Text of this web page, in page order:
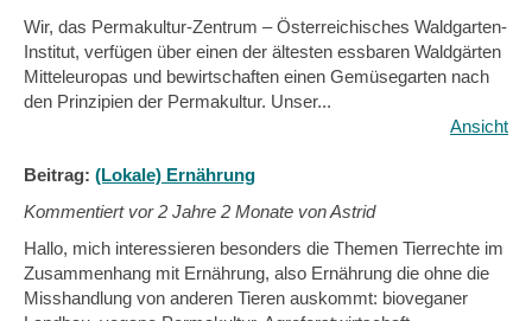
Wir, das Permakultur-Zentrum – Österreichisches Waldgarten-
Institut, verfügen über einen der ältesten essbaren Waldgärten
Mitteleuropas und bewirtschaften einen Gemüsegarten nach
den Prinzipien der Permakultur. Unser...
Ansicht
Beitrag: (Lokale) Ernährung
Kommentiert vor2 Jahre 2 Monate von Astrid
Hallo, mich interessieren besonders die Themen Tierrechte im
Zusammenhang mit Ernährung, also Ernährung die ohne die
Misshandlung von anderen Tieren auskommt: bioveganer